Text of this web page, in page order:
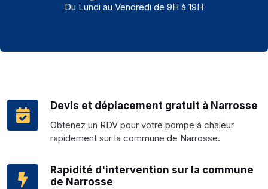
Devis et déplacement gratuit à Narrosse
Obtenez un RDV pour votre pompe à chaleur
rapidement sur la commune de Narrosse.
Rapidité d'intervention sur la commune
de Narrosse
Du Lundi au Vendredi de 9H à 19H